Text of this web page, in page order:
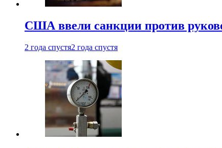
США ввели санкции против
2 года спустя2 года спустя